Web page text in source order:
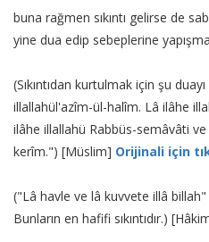
buna rağmen sıkıntı gelirse de
yine dua edip sebeplerine
(Sıkıntıdan kurtulmak için şu
illallahül'azîm-ül-halîm. Lâ ilâhe
ilâhe illallahü Rabbüs-semâvâti ve
kerîm.") [Müslim] Orijinali için
("Lâ havle ve lâ kuvvete illâ
Bunların en hafifi sıkıntıdır.)